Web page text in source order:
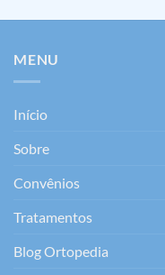
MENU
Início
Sobre
Convênios
Tratamentos
Blog Ortopedia